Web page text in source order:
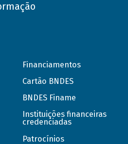
Financiamentos
Cartão BNDES
BNDES Finame
Instituições financeiras
credenciadas
Patrocínios